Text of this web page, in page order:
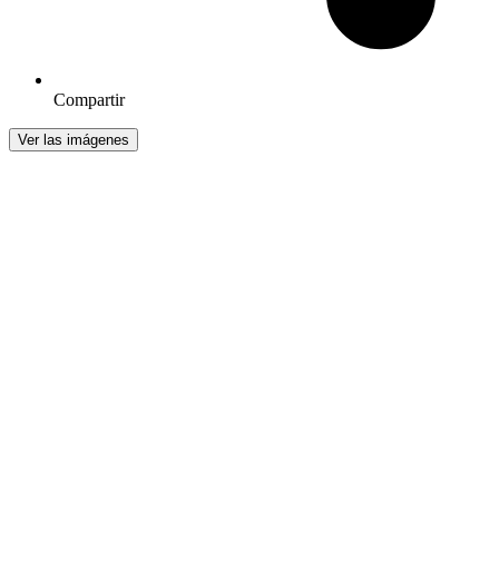
Compartir
Ver las imágenes